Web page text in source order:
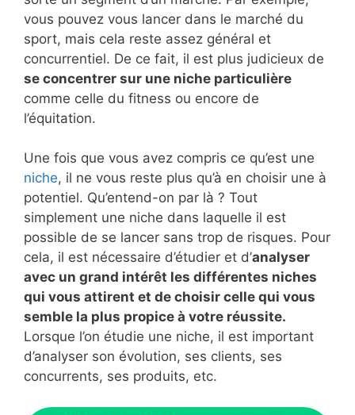
vous pouvez vous lancer dans le marché du
sport, mais cela reste assez général et
concurrentiel. De ce fait, il est plus judicieux de
se concentrer sur une niche particulière
comme celle du fitness ou encore de
l’équitation.
Une fois que vous avez compris ce qu’est une
niche, il ne vous reste plus qu’à en choisir une à
potentiel. Qu’entend-on par là ? Tout
simplement une niche dans laquelle il est
possible de se lancer sans trop de risques. Pour
cela, il est nécessaire d’étudier et d’analyser
avec un grand intérêt les différentes niches
qui vous attirent et de choisir celle qui vous
semble la plus propice à votre réussite.
Lorsque l’on étudie une niche, il est important
d’analyser son évolution, ses clients, ses
concurrents, ses produits, etc.